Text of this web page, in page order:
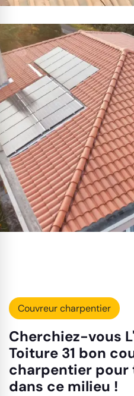
Couvreur charpentier
Cherchiez-vous
Toiture 31 bon
charpentier pour
dans ce milieu !